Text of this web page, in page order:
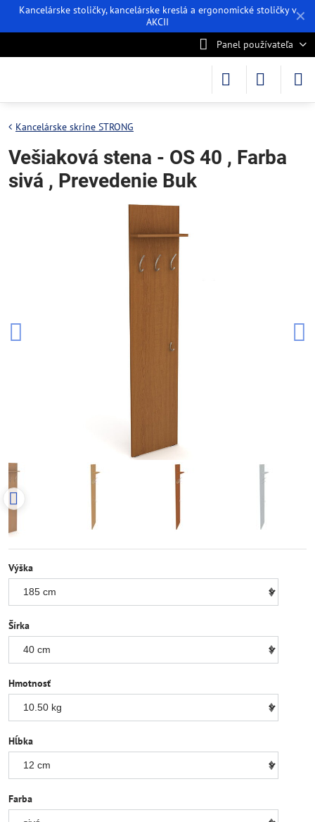
✕
Kancelárske stoličky, kancelárske kreslá a ergonomické stoličky v
AKCII
Panel používateľa
Kancelárske skrine STRONG
Vešiaková stena - OS 40 , Farba
sivá , Prevedenie Buk
Výška
Šírka
Hmotnosť
Hĺbka
Farba